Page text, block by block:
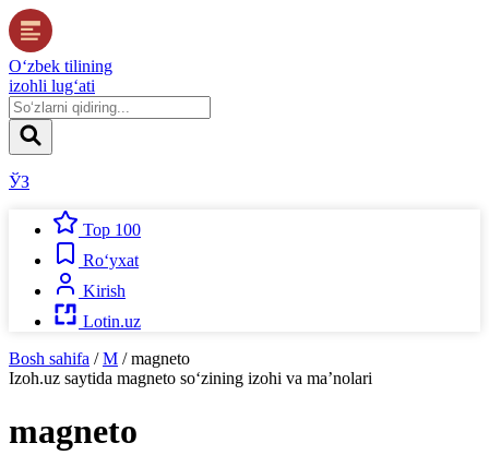
O‘zbek tilining
izohli lug‘ati
ЎЗ
Top 100
Ro‘yxat
Kirish
Lotin.uz
Bosh sahifa / M / magneto
Izoh.uz saytida magneto so‘zining izohi va ma’nolari
magneto